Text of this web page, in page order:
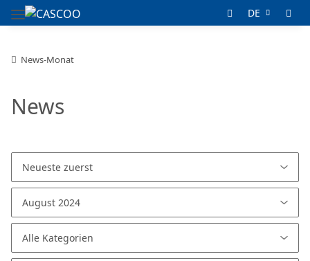
DE
News-Monat
News